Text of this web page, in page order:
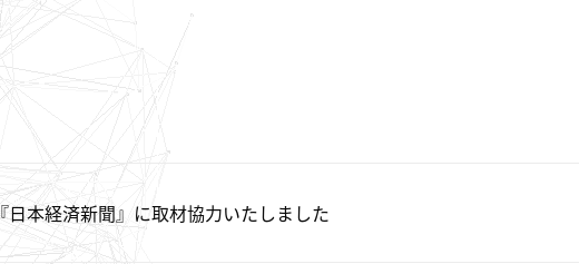
『日本経済新聞』に取材協力いたしました